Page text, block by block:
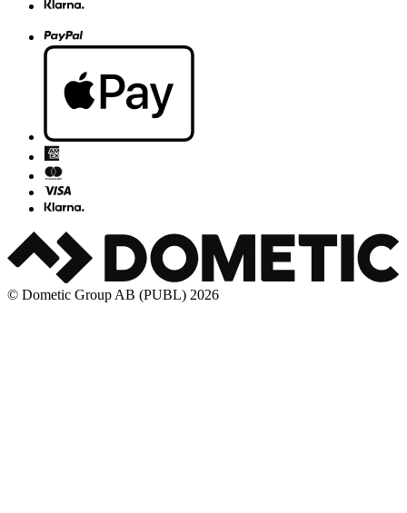
© Dometic Group AB (PUBL) 2026